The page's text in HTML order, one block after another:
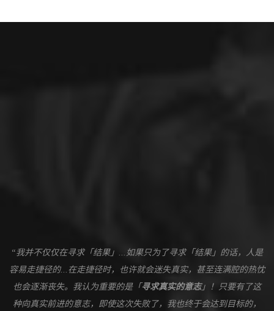
“我并不仅仅在寻求「结果」...如果只为了寻求「结果」的话，人是
容易走捷径的...在走捷径时，也许就会迷失真实，甚至连满腔的热忱
也会逐渐丧失。我认为重要的是「 寻求真实的意志」！只要有了这
种向真实前进的意志，即使这次失败了，我也终于会达到目标的，